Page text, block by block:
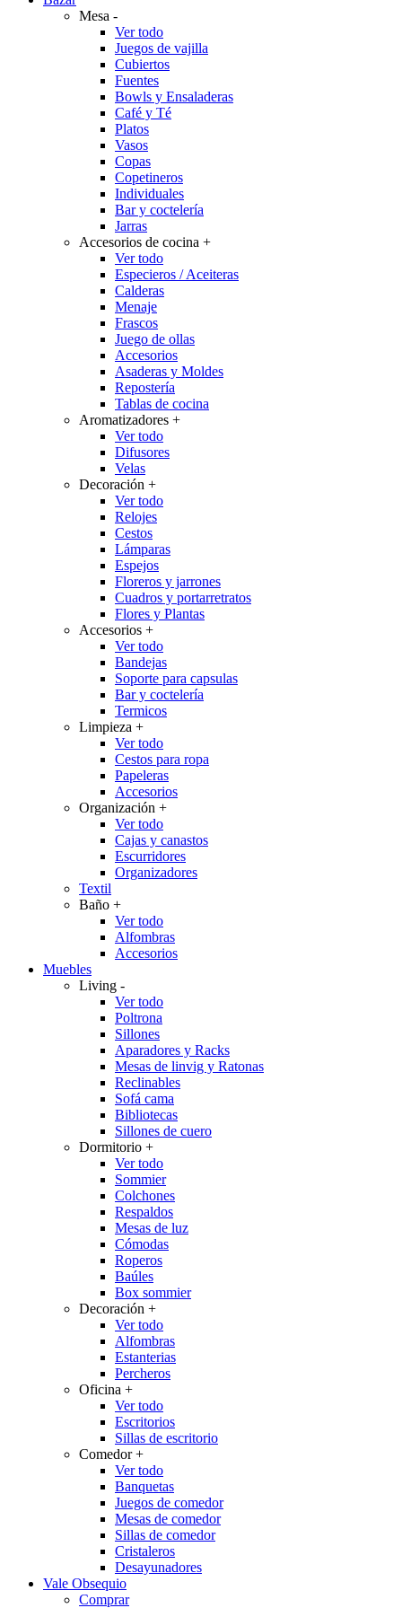
Mesa -
Ver todo
Juegos de vajilla
Cubiertos
Fuentes
Bowls y Ensaladeras
Café y Té
Platos
Vasos
Copas
Copetineros
Individuales
Bar y coctelería
Jarras
Accesorios de cocina +
Ver todo
Especieros / Aceiteras
Calderas
Menaje
Frascos
Juego de ollas
Accesorios
Asaderas y Moldes
Repostería
Tablas de cocina
Aromatizadores +
Ver todo
Difusores
Velas
Decoración +
Ver todo
Relojes
Cestos
Lámparas
Espejos
Floreros y jarrones
Cuadros y portarretratos
Flores y Plantas
Accesorios +
Ver todo
Bandejas
Soporte para capsulas
Bar y coctelería
Termicos
Limpieza +
Ver todo
Cestos para ropa
Papeleras
Accesorios
Organización +
Ver todo
Cajas y canastos
Escurridores
Organizadores
Textil
Baño +
Ver todo
Alfombras
Accesorios
Muebles
Living -
Ver todo
Poltrona
Sillones
Aparadores y Racks
Mesas de linvig y Ratonas
Reclinables
Sofá cama
Bibliotecas
Sillones de cuero
Dormitorio +
Ver todo
Sommier
Colchones
Respaldos
Mesas de luz
Cómodas
Roperos
Baúles
Box sommier
Decoración +
Ver todo
Alfombras
Estanterias
Percheros
Oficina +
Ver todo
Escritorios
Sillas de escritorio
Comedor+
Ver todo
Banquetas
Juegos de comedor
Mesas de comedor
Sillas de comedor
Cristaleros
Desayunadores
Vale Obsequio
Comprar